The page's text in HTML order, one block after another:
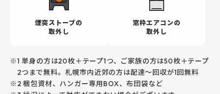
煙突ストーブの
取外し
窓枠エアコンの
取外し
※1 単身の方は20枚＋テープ1つ、ご家族の方は50枚＋テープ
2つまで無料。札幌市内近郊の方は配達～回収が1回無料
※2 梱包資材、ハンガー専用BOX、布団袋など